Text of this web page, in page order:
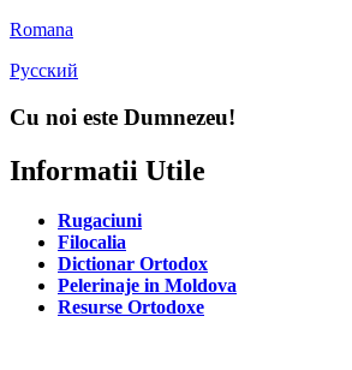
Romana
Русский
Cu noi este Dumnezeu!
Informatii Utile
Rugaciuni
Filocalia
Dictionar Ortodox
Pelerinaje in Moldova
Resurse Ortodoxe